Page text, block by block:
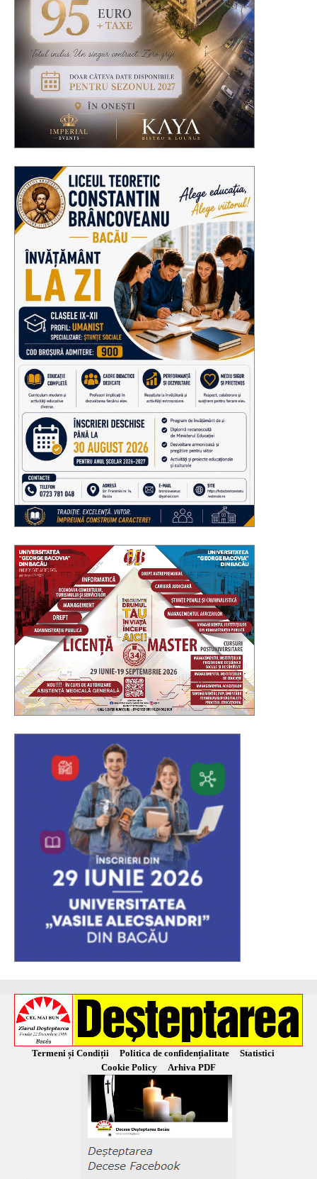
Termeni și Condiții Politica de confidențialitate
Statistici
Cookie Policy
Arhiva PDF